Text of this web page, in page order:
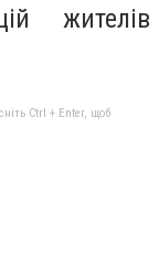
жителів
Ctrl + Enter, щоб